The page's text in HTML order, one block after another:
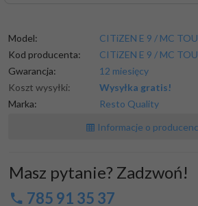
Model:
CITiZEN E 9 / MC
Kod producenta:
CITiZEN E 9 / MC
Gwarancja:
12 miesięcy
Koszt wysyłki:
Wysyłka gratis!
Marka:
Resto Quality
Informacje o
Masz pytanie? Zadzwoń!
785 91 35 37